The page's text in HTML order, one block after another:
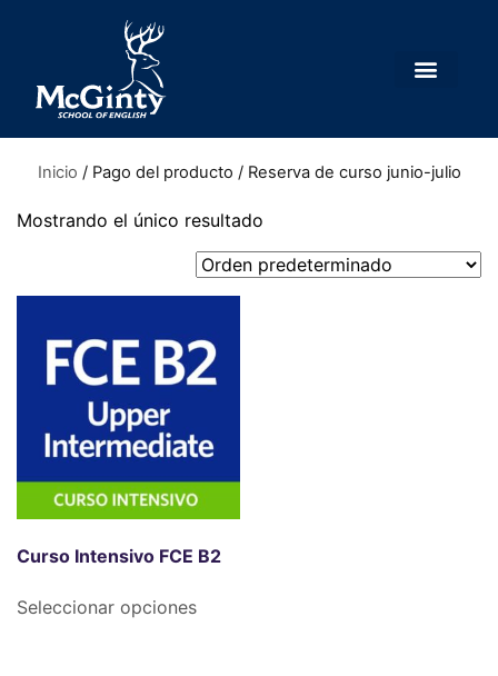
Inicio / Pago del producto / Reserva de curso junio-julio
Mostrando el único resultado
Curso Intensivo FCE B2
Seleccionar opciones